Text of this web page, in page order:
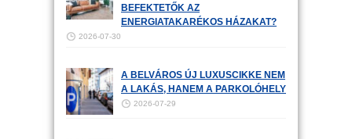
BEFEKTETŐK AZ
ENERGIATAKARÉKOS HÁZAKAT?
2026-07-30
A BELVÁROS ÚJ LUXUSCIKKE NEM
A LAKÁS, HANEM A PARKOLÓHELY
2026-07-29